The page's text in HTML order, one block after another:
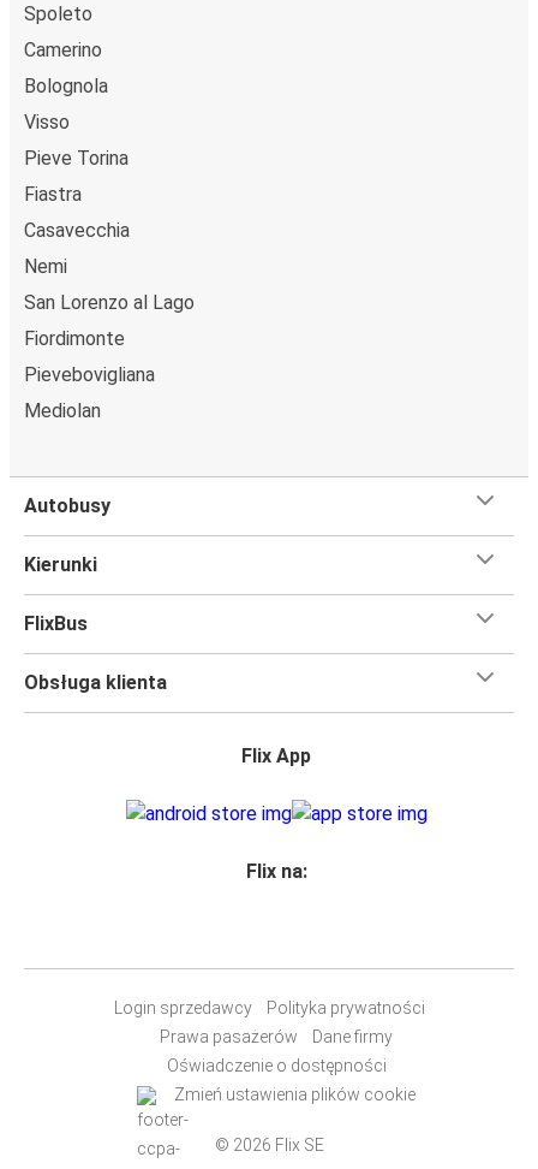
Spoleto
Camerino
Bolognola
Visso
Pieve Torina
Fiastra
Casavecchia
Nemi
San Lorenzo al Lago
Fiordimonte
Pievebovigliana
Mediolan
Autobusy
Kierunki
FlixBus
Obsługa klienta
Flix App
Flix na:
Login sprzedawcy
Polityka prywatności
Prawa pasażerów
Dane firmy
Oświadczenie o dostępności
Zmień ustawienia plików cookie
© 2026 Flix SE